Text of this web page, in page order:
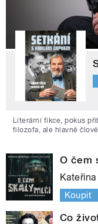
Literární fikce, pokus
filozofa, ale hlavně
O čem
Koupit
Co